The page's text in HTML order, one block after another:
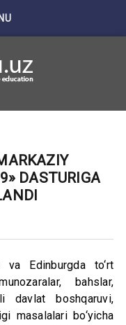
DASTURIGA
va Edinburgda to‘rt
bahslar,
davlat boshqaruvi,
masalalari bo‘yicha